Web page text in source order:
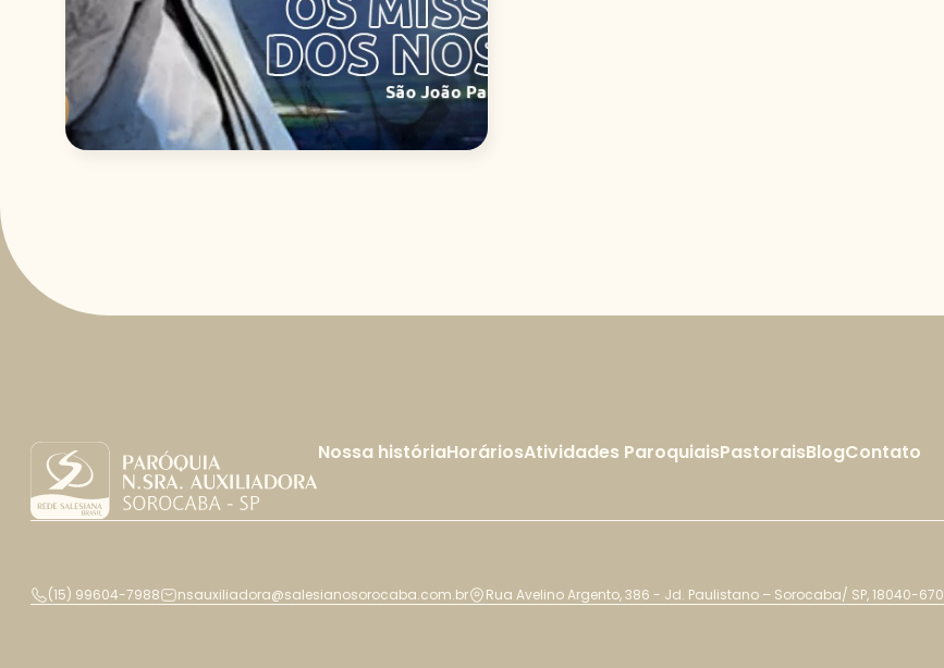
Nossa históriaHoráriosAtividades ParoquiaisPastoraisBlogContato
(15) 99604-7988 nsauxiliadora@salesianosorocaba.com.br Rua Avelino Argento, 386 - Jd. Paulistano – Sorocaba/ SP, 18040-670